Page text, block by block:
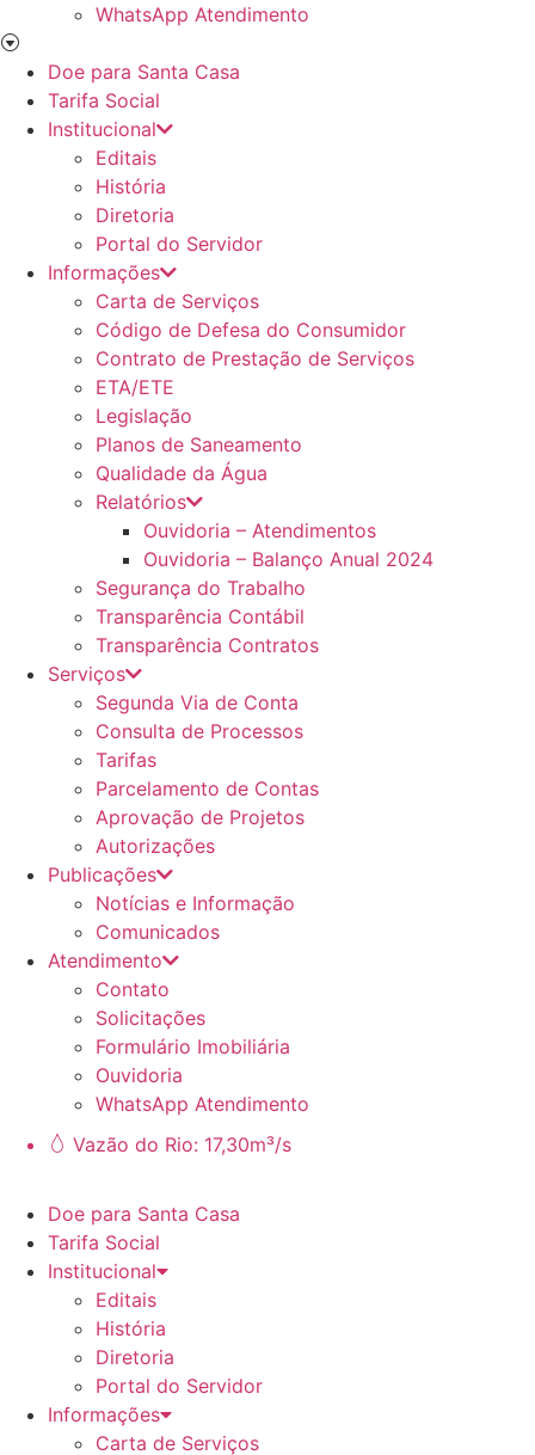
WhatsApp Atendimento
Doe para Santa Casa
Tarifa Social
Institucional
Editais
História
Diretoria
Portal do Servidor
Informações
Carta de Serviços
Código de Defesa do Consumidor
Contrato de Prestação de Serviços
ETA/ETE
Legislação
Planos de Saneamento
Qualidade da Água
Relatórios
Ouvidoria – Atendimentos
Ouvidoria – Balanço Anual 2024
Segurança do Trabalho
Transparência Contábil
Transparência Contratos
Serviços
Segunda Via de Conta
Consulta de Processos
Tarifas
Parcelamento de Contas
Aprovação de Projetos
Autorizações
Publicações
Notícias e Informação
Comunicados
Atendimento
Contato
Solicitações
Formulário Imobiliária
Ouvidoria
WhatsApp Atendimento
Vazão do Rio: 17,30m³/s
Doe para Santa Casa
Tarifa Social
Institucional
Editais
História
Diretoria
Portal do Servidor
Informações
Carta de Serviços